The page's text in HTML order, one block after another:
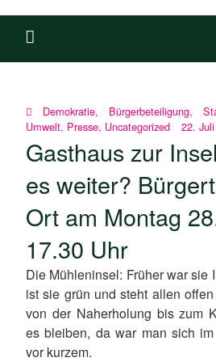
Demokratie, Bürgerbeteiligung,
Umwelt, Presse, Uncategorized 22.
Gasthaus zur
es weiter?
Ort am Montag
17.30 Uhr
Die Mühleninsel: Früher war sie
ist sie grün und steht allen
von der Naherholung bis zum
es bleiben, da war man sich
vor kurzem.